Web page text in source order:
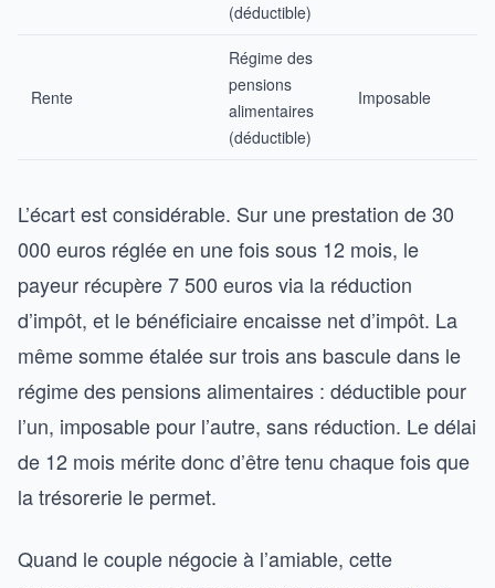
(déductible)
Rente
Régime des
pensions
alimentaires
(déductible)
Imposable
L’écart est considérable. Sur une prestation de 30
000 euros réglée en une fois sous 12 mois, le
payeur récupère 7 500 euros via la réduction
d’impôt, et le bénéficiaire encaisse net d’impôt. La
même somme étalée sur trois ans bascule dans le
régime des pensions alimentaires : déductible pour
l’un, imposable pour l’autre, sans réduction. Le délai
de 12 mois mérite donc d’être tenu chaque fois que
la trésorerie le permet.
Quand le couple négocie à l’amiable, cette